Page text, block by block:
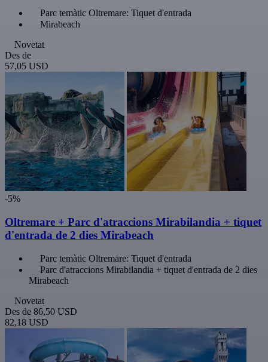
Parc temàtic Oltremare: Tiquet d'entrada
Mirabeach
Novetat
Des de
57,05 USD
-5%
Oltremare + Parc d'atraccions Mirabilandia + tiquet
d'entrada de 2 dies Mirabeach
Parc temàtic Oltremare: Tiquet d'entrada
Parc d'atraccions Mirabilandia + tiquet d'entrada de 2 dies
Mirabeach
Novetat
Des de 86,50 USD
82,18 USD